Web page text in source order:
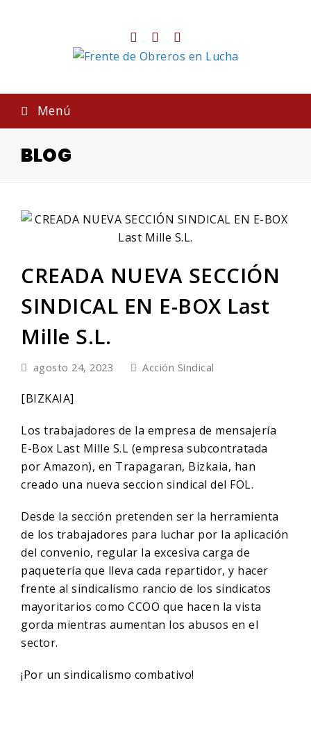
TwitterFacebook
Menú
BLOG
CREADA NUEVA SECCIÓN
SINDICAL EN E-BOX Last
Mille S.L.
agosto 24, 2023 Acción Sindical
[BIZKAIA]
Los trabajadores de la empresa de mensajería
E-Box Last Mille S.L (empresa subcontratada
por Amazon), en Trapagaran, Bizkaia, han
creado una nueva seccion sindical del FOL.
Desde la sección pretenden ser la herramienta
de los trabajadores para luchar por la aplicación
del convenio, regular la excesiva carga de
paquetería que lleva cada repartidor, y hacer
frente al sindicalismo rancio de los sindicatos
mayoritarios como CCOO que hacen la vista
gorda mientras aumentan los abusos en el
sector.
¡Por un sindicalismo combativo!